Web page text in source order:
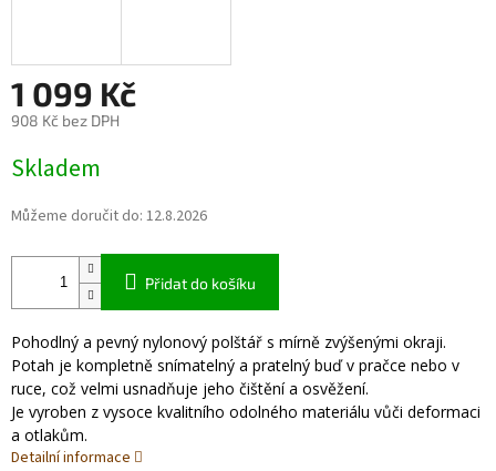
1 099 Kč
908 Kč bez DPH
cena:
Skladem
Můžeme doručit do: 12.8.2026
Přidat do košíku
Pohodlný a pevný nylonový polštář s mírně zvýšenými okraji.
Potah je kompletně snímatelný a pratelný buď v pračce nebo v
ruce, což velmi usnadňuje jeho čištění a osvěžení.
Je vyroben z vysoce kvalitního odolného materiálu vůči deformaci
a otlakům.
Detailní informace